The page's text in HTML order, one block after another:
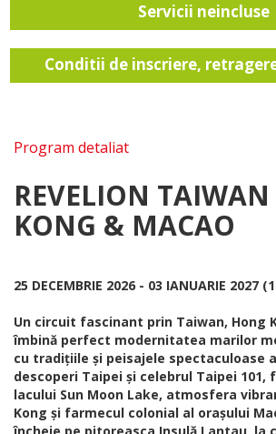
Servicii neincluse
Conditii de inscriere,
Program detaliat
REVELION
KONG & MACAO
25 DECEMBRIE 2026 - 03 IANUARIE 2027
Un circuit fascinant prin Taiwan, Hong
îmbină perfect modernitatea marilor
cu tradițiile și peisajele spectaculoase
descoperi Taipei și celebrul Taipei 101,
lacului Sun Moon Lake, atmosfera
Kong și farmecul colonial al orașului